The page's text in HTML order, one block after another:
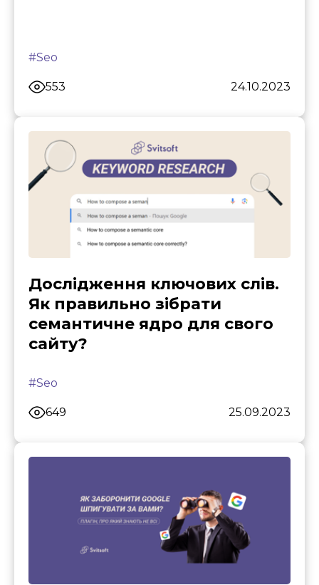
#Seo
553 24.10.2023
Дослідження ключових слів.
Як правильно зібрати
семантичне ядро для свого
сайту?
#Seo
649 25.09.2023